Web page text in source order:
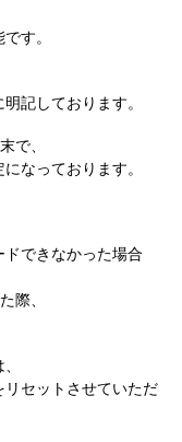
す。
記しております。
で、
なっております。
できなかった場合
際、
リセットさせていただ